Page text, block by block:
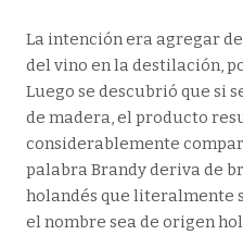
La intención era agregar
del vino en la destilación,
Luego se descubrió que si
de madera, el producto
considerablemente
palabra Brandy deriva de
holandés que literalmente
el nombre sea de origen